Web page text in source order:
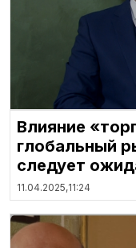
Влияние
глобальный
следует
11.04.2025,11:24